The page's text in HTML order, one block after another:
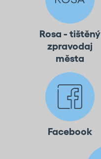
Rosa - tištěný
zpravodaj
města
Facebook